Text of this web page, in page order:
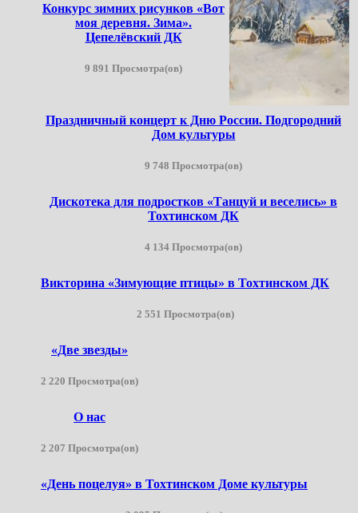
Конкурс зимних рисунков «Вот
моя деревня. Зима».
Цепелёвский ДК
9 891 Просмотра(ов)
Праздничный концерт к Дню России. Подгородний
Дом культуры
9 748 Просмотра(ов)
Дискотека для подростков «Танцуй и веселись» в
Тохтинском ДК
4 134 Просмотра(ов)
Викторина «Зимующие птицы» в Тохтинском ДК
2 551 Просмотра(ов)
«Две звезды»
2 220 Просмотра(ов)
О нас
2 207 Просмотра(ов)
«День поцелуя» в Тохтинском Доме культуры